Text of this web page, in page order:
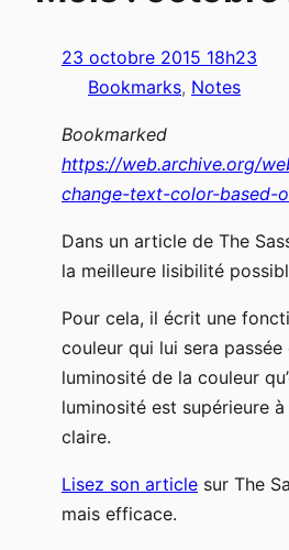
23 octobre 2015 18h23
Bookmarks, Notes
Bookmarked
https://web.archive.org/
change-text-color-based-
Dans un article de The
la meilleure lisibilité
Pour cela, il écrit une
couleur qui lui sera
luminosité de la couleur
luminosité est supérieure
claire.
Lisez son article sur The
mais efficace.